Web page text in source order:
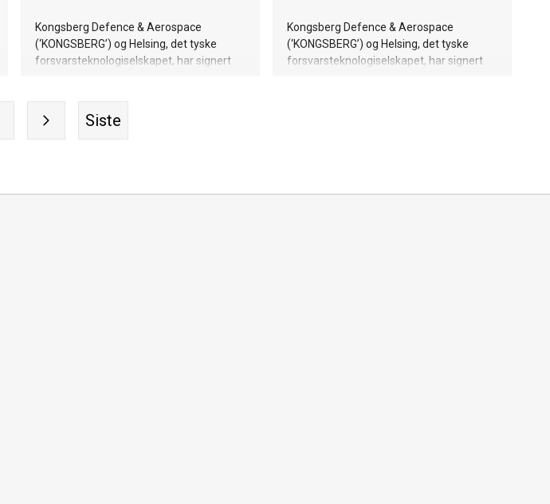
Kongsberg Defence & Aerospace
(‘KONGSBERG’) og Helsing, det tyske
forsvarsteknologiselskapet, har signert
Kongsberg Defence & Aerospace
(‘KONGSBERG’) og Helsing, det tyske
forsvarsteknologiselskapet, har signert
Siste